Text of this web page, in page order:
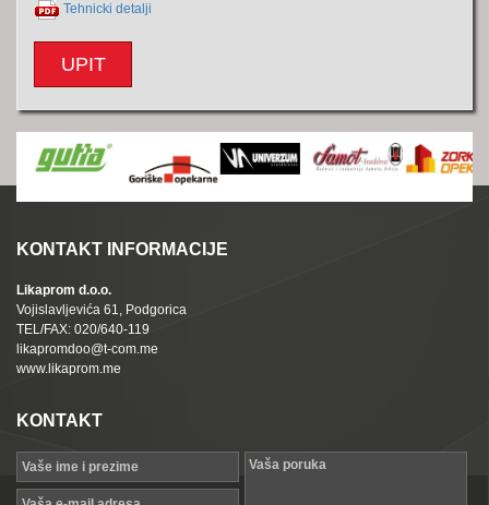
Tehnicki detalji
UPIT
KONTAKT INFORMACIJE
Likaprom d.o.o.
Vojislavljevića 61, Podgorica
TEL/FAX: 020/640-119
likapromdoo@t-com.me
www.likaprom.me
KONTAKT